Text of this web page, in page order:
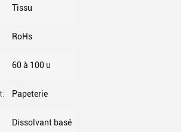
Tissu
RoHs
60 à 100 u
Papeterie
Dissolvant basé